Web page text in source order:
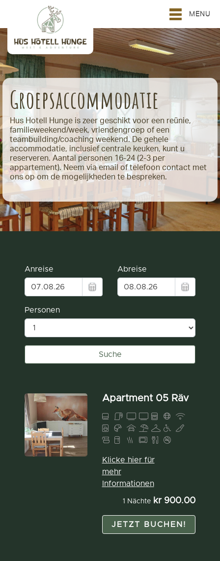
MENU
Groepsaccommodatie
Hus Hotell Hunge is zeer geschikt voor een reünie,
familieweekend/week, vriendengroep of een
teambuilding/coaching weekend. De gehele
accommodatie, inclusief centrale keuken, kunt u
reserveren. Aantal personen 16-24 (2-3 per
appartement). Neem via email of telefoon contact met
ons op om de mogelijkheden te bespreken.